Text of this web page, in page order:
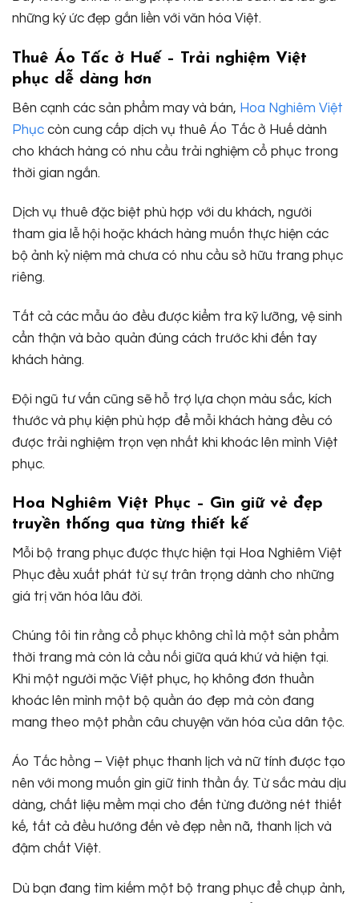
những ký ức đẹp gắn liền với văn hóa Việt.
Thuê Áo Tấc ở Huế – Trải nghiệm Việt
phục dễ dàng hơn
Bên cạnh các sản phẩm may và bán, Hoa Nghiêm Việt
Phục còn cung cấp dịch vụ thuê Áo Tấc ở Huế dành
cho khách hàng có nhu cầu trải nghiệm cổ phục trong
thời gian ngắn.
Dịch vụ thuê đặc biệt phù hợp với du khách, người
tham gia lễ hội hoặc khách hàng muốn thực hiện các
bộ ảnh kỷ niệm mà chưa có nhu cầu sở hữu trang phục
riêng.
Tất cả các mẫu áo đều được kiểm tra kỹ lưỡng, vệ sinh
cẩn thận và bảo quản đúng cách trước khi đến tay
khách hàng.
Đội ngũ tư vấn cũng sẽ hỗ trợ lựa chọn màu sắc, kích
thước và phụ kiện phù hợp để mỗi khách hàng đều có
được trải nghiệm trọn vẹn nhất khi khoác lên mình Việt
phục.
Hoa Nghiêm Việt Phục – Gìn giữ vẻ đẹp
truyền thống qua từng thiết kế
Mỗi bộ trang phục được thực hiện tại Hoa Nghiêm Việt
Phục đều xuất phát từ sự trân trọng dành cho những
giá trị văn hóa lâu đời.
Chúng tôi tin rằng cổ phục không chỉ là một sản phẩm
thời trang mà còn là cầu nối giữa quá khứ và hiện tại.
Khi một người mặc Việt phục, họ không đơn thuần
khoác lên mình một bộ quần áo đẹp mà còn đang
mang theo một phần câu chuyện văn hóa của dân tộc.
Áo Tấc hồng – Việt phục thanh lịch và nữ tính được tạo
nên với mong muốn gìn giữ tinh thần ấy. Từ sắc màu dịu
dàng, chất liệu mềm mại cho đến từng đường nét thiết
kế, tất cả đều hướng đến vẻ đẹp nền nã, thanh lịch và
đậm chất Việt.
Dù bạn đang tìm kiếm một bộ trang phục để chụp ảnh,